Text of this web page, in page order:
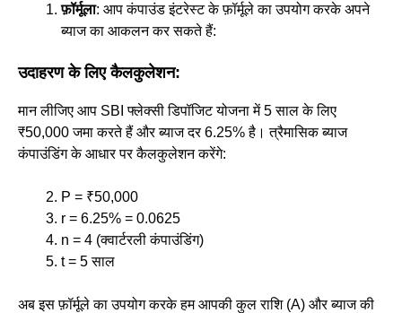
फ़ॉर्मूला: आप कंपाउंड इंटरेस्ट के फ़ॉर्मूले का उपयोग करके अपने
ब्याज का आकलन कर सकते हैं:
उदाहरण के लिए कैलकुलेशन:
मान लीजिए आप SBI फ्लेक्सी डिपॉजिट योजना में 5 साल के लिए
₹50,000 जमा करते हैं और ब्याज दर 6.25% है। त्रैमासिक ब्याज
कंपाउंडिंग के आधार पर कैलकुलेशन करेंगे:
P = ₹50,000
r = 6.25% = 0.0625
n = 4 (क्वार्टरली कंपाउंडिंग)
t = 5 साल
अब इस फ़ॉर्मूले का उपयोग करके हम आपकी कुल राशि (A) और ब्याज की